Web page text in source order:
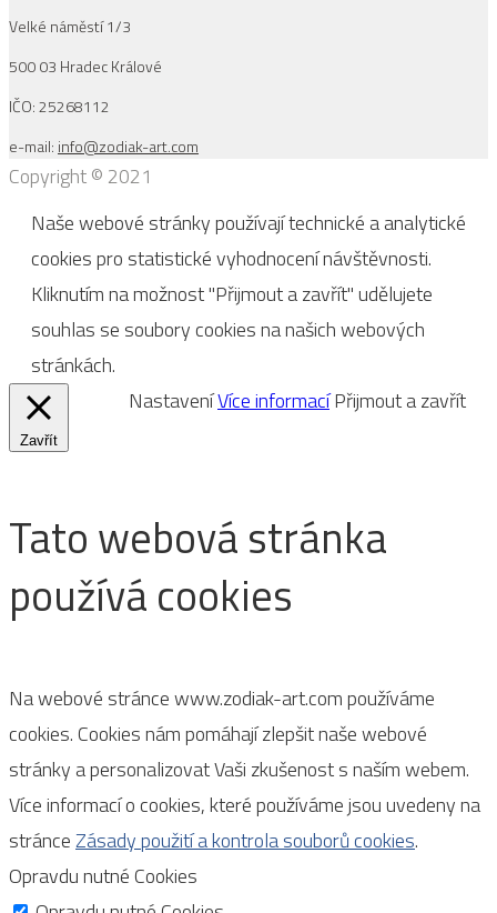
Velké náměstí 1/3
500 03 Hradec Králové
IČO: 25268112
e-mail: info@zodiak-art.com
Copyright © 2021
Naše webové stránky používají technické a analytické
cookies pro statistické vyhodnocení návštěvnosti.
Kliknutím na možnost "Přijmout a zavřít" udělujete
souhlas se soubory cookies na našich webových
stránkách.
NastaveníVíce informacíPřijmout a zavřít
Zavřít
Tato webová stránka
používá cookies
Na webové stránce www.zodiak-art.com používáme
cookies. Cookies nám pomáhají zlepšit naše webové
stránky a personalizovat Vaši zkušenost s naším webem.
Více informací o cookies, které používáme jsou uvedeny na
stránceZásady použití a kontrola souborů cookies.
Opravdu nutné Cookies